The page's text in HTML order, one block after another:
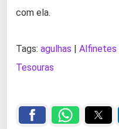
com ela.
Tags: agulhas | Alfinetes
Tesouras